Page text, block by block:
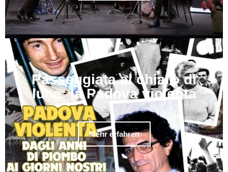
Passeggiata al chiaro di
luna: la Padova violenta
Mehr erfahren